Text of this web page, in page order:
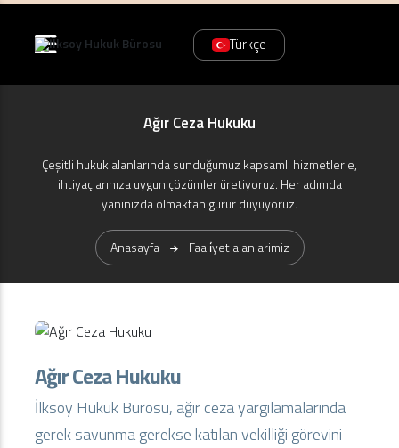
Türkçe
Ağır Ceza Hukuku
Çeşitli hukuk alanlarında sunduğumuz kapsamlı hizmetlerle,
ihtiyaçlarınıza uygun çözümler üretiyoruz. Her adımda
yanınızda olmaktan gurur duyuyoruz.
Anasayfa Faali̇yet alanlarimiz
Ağır Ceza Hukuku
İlksoy Hukuk Bürosu, ağır ceza yargılamalarında
gerek savunma gerekse katılan vekilliği görevini